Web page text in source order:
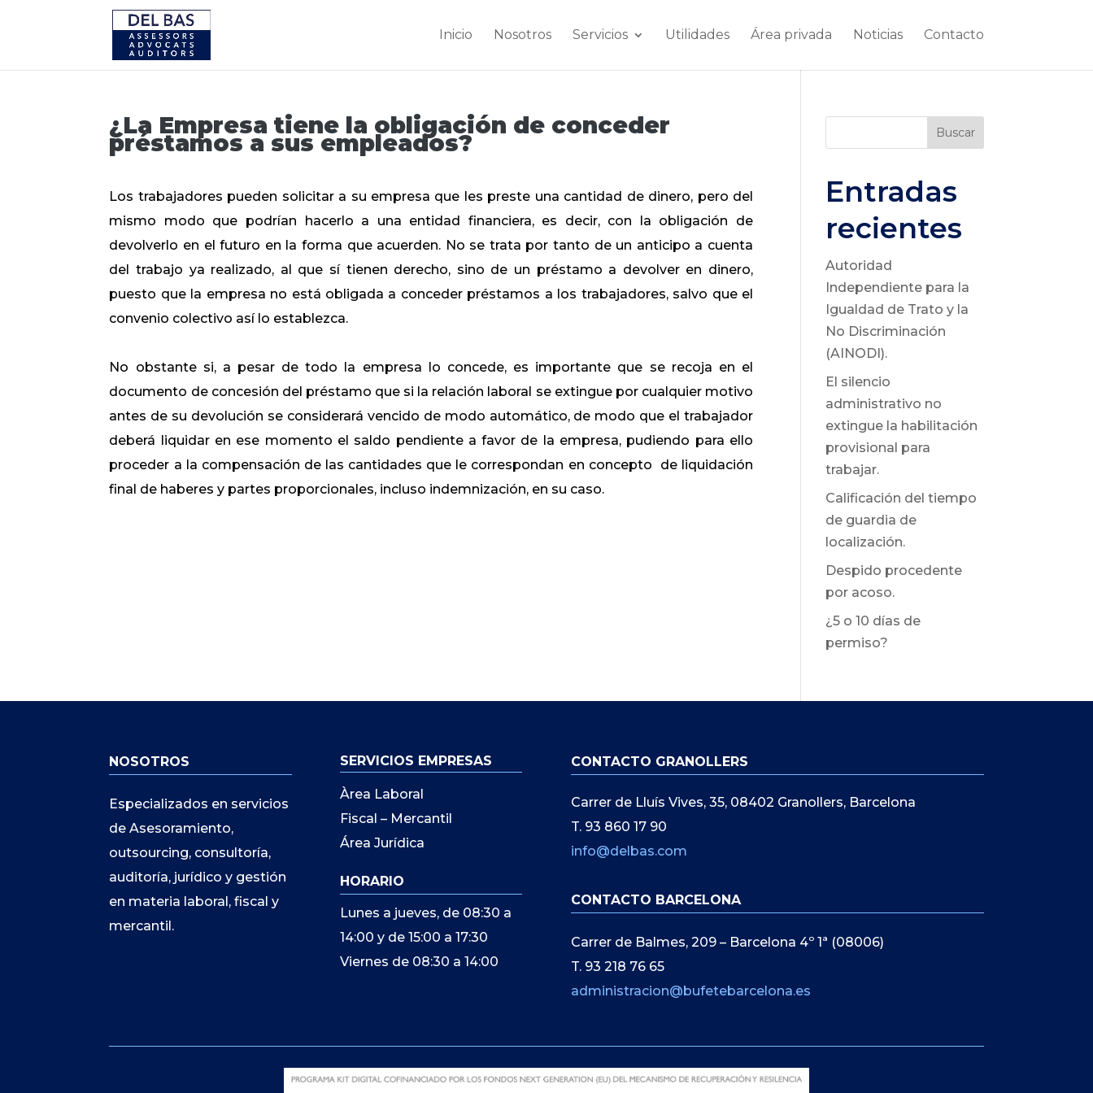
Inicio Nosotros Servicios Utilidades Área privada Noticias Contacto
¿La Empresa tiene la obligación de conceder
préstamos a sus empleados?
Los trabajadores pueden solicitar a su empresa que les preste una cantidad de dinero, pero del
mismo modo que podrían hacerlo a una entidad financiera, es decir, con la obligación de
devolverlo en el futuro en la forma que acuerden. No se trata por tanto de un anticipo a cuenta
del trabajo ya realizado, al que sí tienen derecho, sino de un préstamo a devolver en dinero,
puesto que la empresa no está obligada a conceder préstamos a los trabajadores, salvo que el
convenio colectivo así lo establezca.
No obstante si, a pesar de todo la empresa lo concede, es importante que se recoja en el
documento de concesión del préstamo que si la relación laboral se extingue por cualquier motivo
antes de su devolución se considerará vencido de modo automático, de modo que el trabajador
deberá liquidar en ese momento el saldo pendiente a favor de la empresa, pudiendo para ello
proceder a la compensación de las cantidades que le correspondan en concepto de liquidación
final de haberes y partes proporcionales, incluso indemnización, en su caso.
Buscar
Entradas
recientes
Autoridad
Independiente para la
Igualdad de Trato y la
No Discriminación
(AINODI).
El silencio
administrativo no
extingue la habilitación
provisional para
trabajar.
Calificación del tiempo
de guardia de
localización.
Despido procedente
por acoso.
¿5 o 10 días de
permiso?
NOSOTROS
Especializados en servicios
de Asesoramiento,
outsourcing, consultoría,
auditoría, jurídico y gestión
en materia laboral, fiscal y
mercantil.
SERVICIOS EMPRESAS
Àrea Laboral
Fiscal – Mercantil
Área Jurídica
HORARIO
Lunes a jueves, de 08:30 a
14:00 y de 15:00 a 17:30
Viernes de 08:30 a 14:00
CONTACTO GRANOLLERS
Carrer de Lluís Vives, 35, 08402 Granollers, Barcelona
T. 93 860 17 90
info@delbas.com
CONTACTO BARCELONA
Carrer de Balmes, 209 – Barcelona 4º 1ª (08006)
T. 93 218 76 65
administracion@bufetebarcelona.es